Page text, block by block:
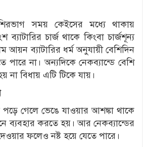
সময় কেইসের মধ্যে থাকায়
চার্জ থাকে কিংবা চার্জশূন্য
আয়ন ব্যাটারির ধর্ম অনুযায়ী বেশিদিন
পারে না। অন্যদিকে নেকব্যান্ডে বেশি
না বিধায় এটি টিকে যায়।
গেলে ভেঙে যাওয়ার আশঙ্কা থাকে
ব্যবহার করতে হয়। আর নেকব্যান্ডের
ফলেও নষ্ট হয়ে যেতে পারে।